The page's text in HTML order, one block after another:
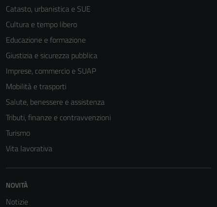
Catasto, urbanistica e SUE
Cultura e tempo libero
Educazione e formazione
Giustizia e sicurezza pubblica
Imprese, commercio e SUAP
Mobilità e trasporti
Salute, benessere e assistenza
Tributi, finanze e contravvenzioni
Turismo
Vita lavorativa
NOVITÀ
Notizie